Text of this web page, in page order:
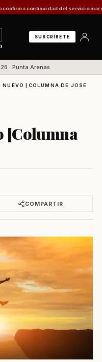
continuidad del servicio marítimo
SUSCRÍBETE
· Punta Arenas
NUEVO [COLUMNA DE JOSÉ
[Columna
COMPARTIR